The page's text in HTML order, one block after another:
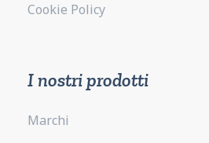
Cookie Policy
I nostri prodotti
Marchi